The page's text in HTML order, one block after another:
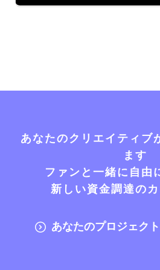
あなたのクリエイティブ
ます
ファンと一緒に自由
新しい資金調達の
あなたのプロジェク